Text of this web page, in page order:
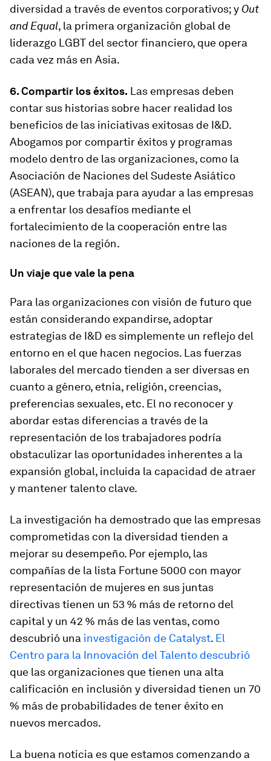
diversidad a través de eventos corporativos; y Out
and Equal, la primera organización global de
liderazgo LGBT del sector financiero, que opera
cada vez más en Asia.
6. Compartir los éxitos. Las empresas deben
contar sus historias sobre hacer realidad los
beneficios de las iniciativas exitosas de I&D.
Abogamos por compartir éxitos y programas
modelo dentro de las organizaciones, como la
Asociación de Naciones del Sudeste Asiático
(ASEAN), que trabaja para ayudar a las empresas
a enfrentar los desafíos mediante el
fortalecimiento de la cooperación entre las
naciones de la región.
Un viaje que vale la pena
Para las organizaciones con visión de futuro que
están considerando expandirse, adoptar
estrategias de I&D es simplemente un reflejo del
entorno en el que hacen negocios. Las fuerzas
laborales del mercado tienden a ser diversas en
cuanto a género, etnia, religión, creencias,
preferencias sexuales, etc. El no reconocer y
abordar estas diferencias a través de la
representación de los trabajadores podría
obstaculizar las oportunidades inherentes a la
expansión global, incluida la capacidad de atraer
y mantener talento clave.
La investigación ha demostrado que las empresas
comprometidas con la diversidad tienden a
mejorar su desempeño. Por ejemplo, las
compañías de la lista Fortune 5000 con mayor
representación de mujeres en sus juntas
directivas tienen un 53 % más de retorno del
capital y un 42 % más de las ventas, como
descubrió una investigación de Catalyst. El
Centro para la Innovación del Talento descubrió
que las organizaciones que tienen una alta
calificación en inclusión y diversidad tienen un 70
% más de probabilidades de tener éxito en
nuevos mercados.
La buena noticia es que estamos comenzando a